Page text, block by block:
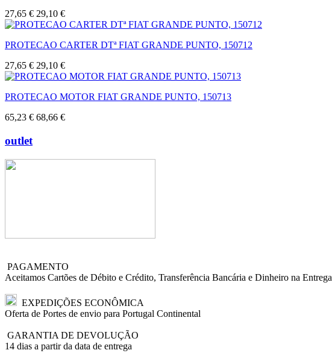
27,65 € 29,10 €
PROTECAO CARTER DTª FIAT GRANDE PUNTO, 150712
27,65 € 29,10 €
PROTECAO MOTOR FIAT GRANDE PUNTO, 150713
65,23 € 68,66 €
outlet
PAGAMENTO
Aceitamos Cartões de Débito e Crédito, Transferência Bancária e Dinheiro na Entrega
EXPEDIÇÕES ECONÔMICA
Oferta de Portes de envio para Portugal Continental
GARANTIA DE DEVOLUÇÃO
14 dias a partir da data de entrega